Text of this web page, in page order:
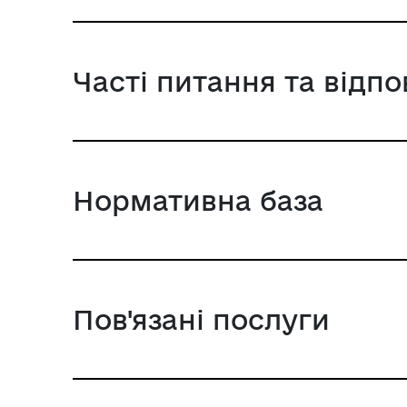
Часті питання та
Нормативна база
Пов'язані послуги